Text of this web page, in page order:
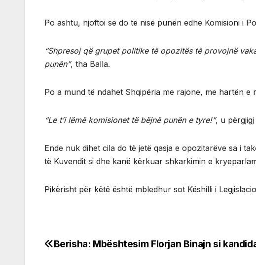
Po ashtu, njoftoi se do të nisë punën edhe Komisioni i
“Shpresoj që grupet politike të opozitës të provojnë
punën”, tha Balla.
Po a mund të ndahet Shqipëria me rajone, me hartën e
“Le t’i lëmë komisionet të bëjnë punën e tyre!”, u përgjigj
Ende nuk dihet cila do të jetë qasja e opozitarëve sa i
të Kuvendit si dhe kanë kërkuar shkarkimin e
Pikërisht për këtë është mbledhur sot Këshilli i
Post
Berisha: Mbështesim Florjan Binajn si